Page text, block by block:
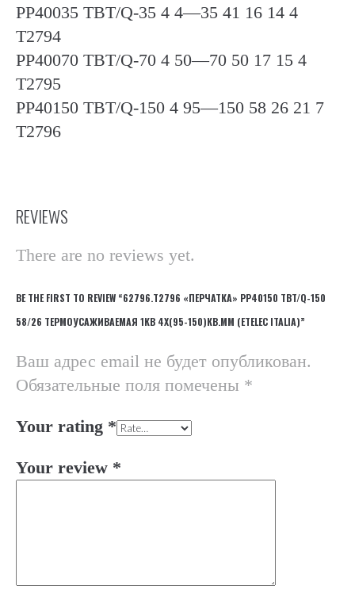
РР40035 ТВТ/Q-35 4 4—35 41 16 14 4
Т2794
РР40070 ТВТ/Q-70 4 50—70 50 17 15 4
Т2795
РР40150 ТВТ/Q-150 4 95—150 58 26 21 7
Т2796
REVIEWS
There are no reviews yet.
BE THE FIRST TO REVIEW “62796.Т2796 «ПЕРЧАТКА» PP40150 TBT/Q-150
58/26 ТЕРМОУСАЖИВАЕМАЯ 1КВ 4Х(95-150)КВ.ММ (ETELEC ITALIA)”
Ваш адрес email не будет опубликован.
Обязательные поля помечены *
Your rating *
Your review *